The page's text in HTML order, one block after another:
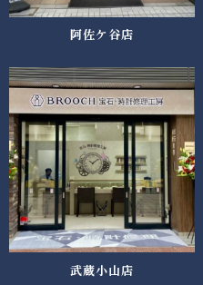
阿佐ケ谷店
武蔵小山店